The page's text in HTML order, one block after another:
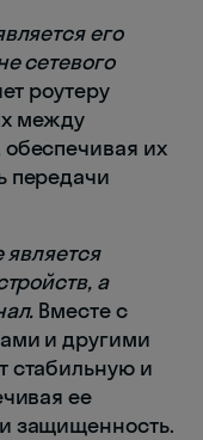
его
сетевого
роутеру
между
их
передачи
а
Вместе с
и другими
стабильную и
ее
защищенность.